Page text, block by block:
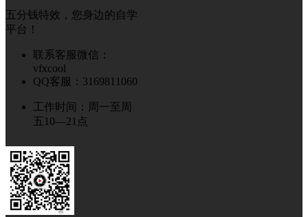
五分钱特效，您身边的自学
平台！
联系客服微信：
vfxcool
QQ客服：3169811060
工作时间：周一至周
五10—21点